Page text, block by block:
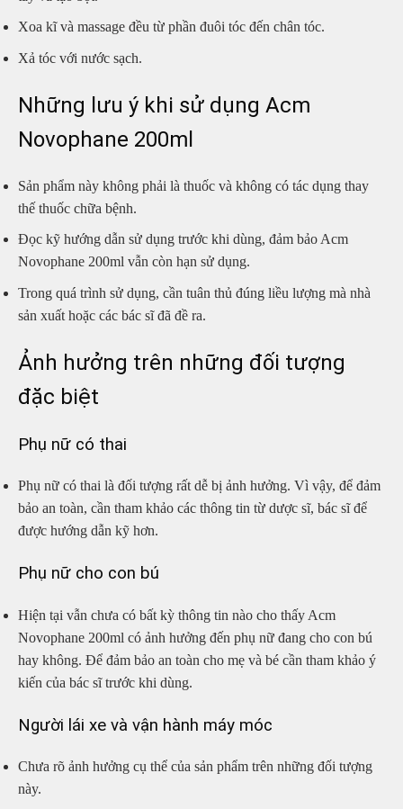
Xoa kĩ và massage đều từ phần đuôi tóc đến chân tóc.
Xả tóc với nước sạch.
Những lưu ý khi sử dụng Acm
Novophane 200ml
Sản phẩm này không phải là thuốc và không có tác dụng thay
thế thuốc chữa bệnh.
Đọc kỹ hướng dẫn sử dụng trước khi dùng, đảm bảo Acm
Novophane 200ml vẫn còn hạn sử dụng.
Trong quá trình sử dụng, cần tuân thủ đúng liều lượng mà nhà
sản xuất hoặc các bác sĩ đã đề ra.
Ảnh hưởng trên những đối tượng
đặc biệt
Phụ nữ có thai
Phụ nữ có thai là đối tượng rất dễ bị ảnh hưởng. Vì vậy, để đảm
bảo an toàn, cần tham khảo các thông tin từ dược sĩ, bác sĩ để
được hướng dẫn kỹ hơn.
Phụ nữ cho con bú
Hiện tại vẫn chưa có bất kỳ thông tin nào cho thấy Acm
Novophane 200ml có ảnh hưởng đến phụ nữ đang cho con bú
hay không. Để đảm bảo an toàn cho mẹ và bé cần tham khảo ý
kiến của bác sĩ trước khi dùng.
Người lái xe và vận hành máy móc
Chưa rõ ảnh hưởng cụ thể của sản phẩm trên những đối tượng
này.